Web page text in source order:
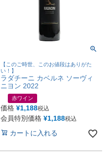
【このご時世、このお値段はありがた
い！】
ラダチーニ カベルネ ソーヴィ
ニヨン 2022
赤ワイン
価格 ¥1,188税込
会員特別価格 ¥1,188税込
カートに入れる